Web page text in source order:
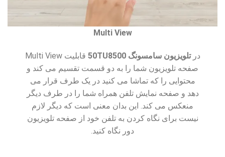
Multi View
درتلویزیون سامسونگ 50TU8500
قابلیت Multi View
صفحه تلویزیون شما را به دو قسمت تقسیم می کند و
محتوایی را که تماشا می کنید در یک طرف قرار می
دهد و صفحه نمایش تلفن همراه شما را در طرف دیگر
منعکس می کند. این بدان معنی است که دیگر لازم
نیست برای نگاه کردن به تلفن خود از صفحه تلویزیون
دور نگاه کنید.